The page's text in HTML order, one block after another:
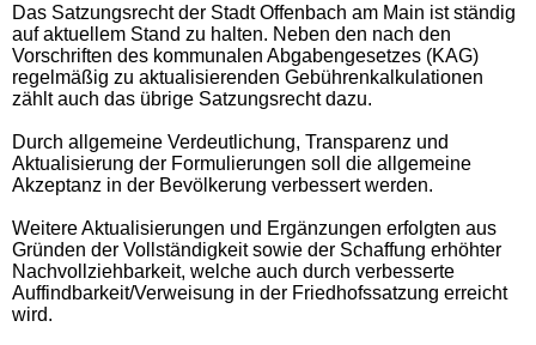
Das Satzungsrecht der Stadt Offenbach am Main ist ständig
auf aktuellem Stand zu halten. Neben den nach den
Vorschriften des kommunalen Abgabengesetzes (KAG)
regelmäßig zu aktualisierenden Gebührenkalkulationen
zählt auch das übrige Satzungsrecht dazu.
Durch allgemeine Verdeutlichung, Transparenz und
Aktualisierung der Formulierungen soll die allgemeine
Akzeptanz in der Bevölkerung verbessert werden.
Weitere Aktualisierungen und Ergänzungen erfolgten aus
Gründen der Vollständigkeit sowie der Schaffung erhöhter
Nachvollziehbarkeit, welche auch durch verbesserte
Auffindbarkeit/Verweisung in der Friedhofssatzung erreicht
wird.